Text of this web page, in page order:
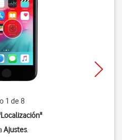
1 de 8
Localización"
Ajustes.